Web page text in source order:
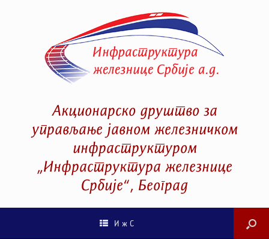
Акционарско друштво за
управљање јавном железничком
инфраструктуром
„Инфраструктура железнице
Србије“, Београд
И ж С